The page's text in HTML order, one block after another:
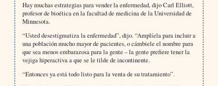
Hay muchas estrategias para vender la enfermedad, dijo Carl Elliott,
profesor de bioética en la facultad de medicina de la Universidad de
Minnesota.
“Usted desestigmatiza la enfermedad”, dijo. “Amplíela para incluir a
una población mucho mayor de pacientes, o cámbiele el nombre para
que sea menos embarazosa para la gente – la gente prefiere tener la
vejiga hiperactiva a que se le tilde de incontinente.
“Entonces ya está todo listo para la venta de su tratamiento”.